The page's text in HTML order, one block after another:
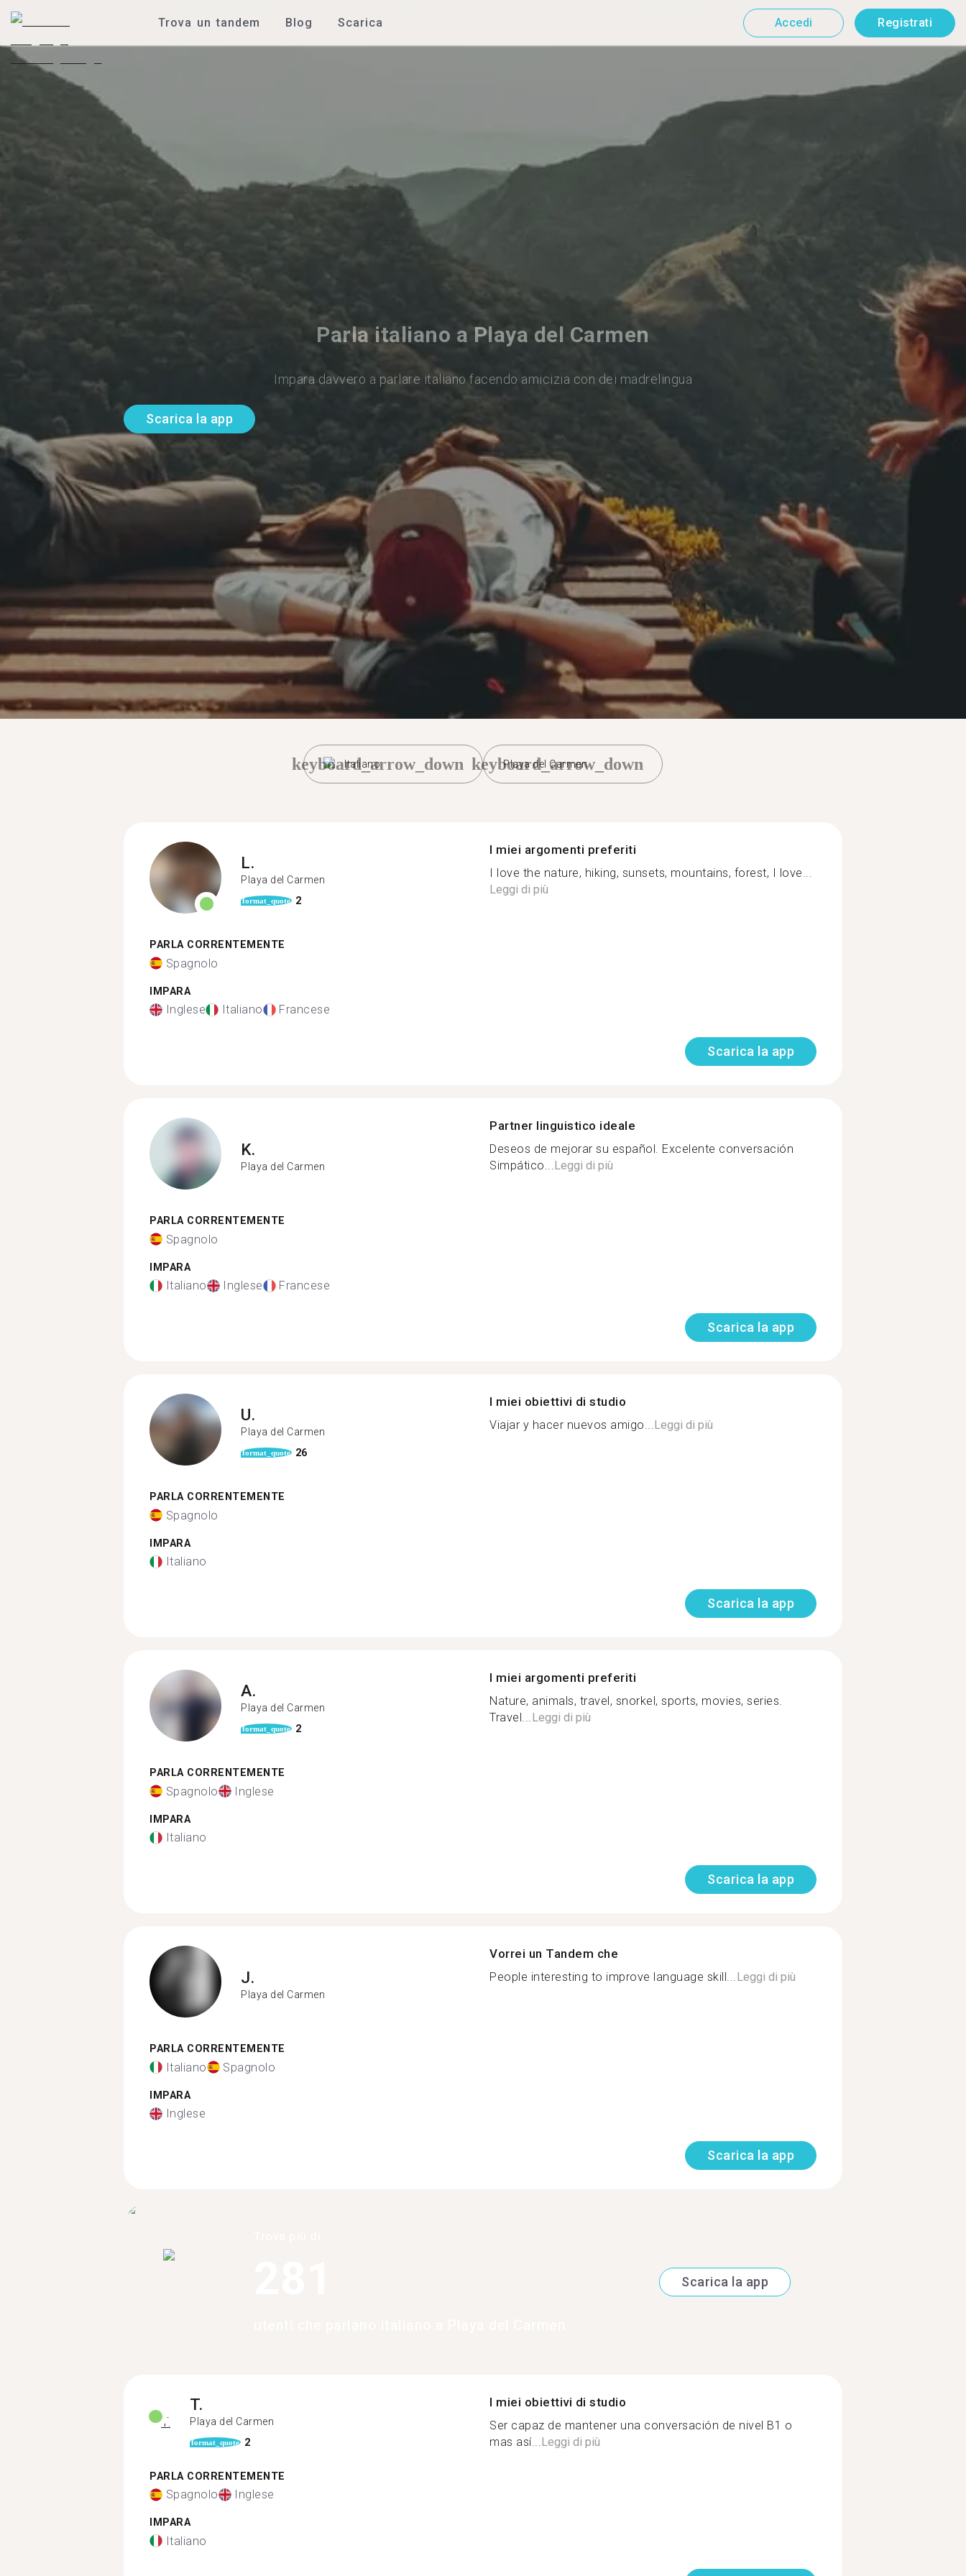
Trova un tandem Blog Scarica Accedi Registrati
Parla italiano a Playa del Carmen
Impara davvero a parlare italiano facendo amicizia con dei madrelingua
Scarica la app
Italiano
keyboard_arrow_down Playa del Carmen
keyboard_arrow_down
L.
Playa del Carmen
format_quote 2
PARLA CORRENTEMENTE
Spagnolo
IMPARA
Inglese Italiano Francese
I miei argomenti preferiti
I love the nature, hiking, sunsets, mountains, forest, I love...
Leggi di più
Scarica la app
K.
Playa del Carmen
PARLA CORRENTEMENTE
Spagnolo
IMPARA
Italiano Inglese Francese
Partner linguistico ideale
Deseos de mejorar su español. Excelente conversación
Simpático...Leggi di più
Scarica la app
U.
Playa del Carmen
format_quote 26
PARLA CORRENTEMENTE
Spagnolo
IMPARA
Italiano
I miei obiettivi di studio
Viajar y hacer nuevos amigo...Leggi di più
Scarica la app
A.
Playa del Carmen
format_quote 2
PARLA CORRENTEMENTE
Spagnolo Inglese
IMPARA
Italiano
I miei argomenti preferiti
Nature, animals, travel, snorkel, sports, movies, series.
Travel...Leggi di più
Scarica la app
J.
Playa del Carmen
PARLA CORRENTEMENTE
Italiano Spagnolo
IMPARA
Inglese
Vorrei un Tandem che
People interesting to improve language skill...Leggi di più
Scarica la app
Scarica la app
T.
Playa del Carmen
format_quote 2
PARLA CORRENTEMENTE
Spagnolo Inglese
IMPARA
Italiano
I miei obiettivi di studio
Ser capaz de mantener una conversación de nivel B1 o
mas así... Leggi di più